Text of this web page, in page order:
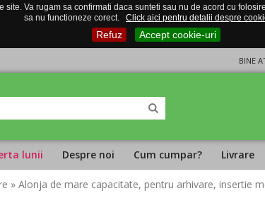
Va rugam sa confirmati daca sunteti sau nu de acord cu
sa nu functioneze corect.
Click aici pentru detalii despre
Refuz Accept cookie-uri
BINE
lunii Despre noi Cum cumpar? Livrare
» Alonja de mare capacitate, pentru arhivare, insertie